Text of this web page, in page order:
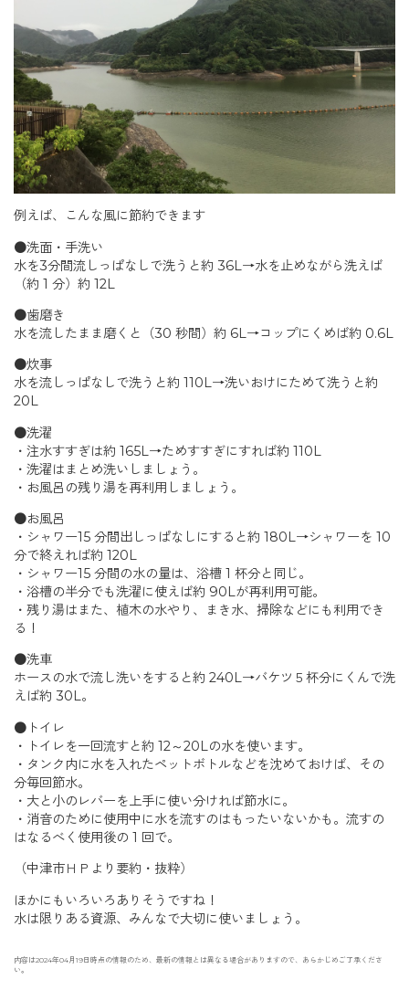
例えば、こんな風に節約できます
●洗面・手洗い
水を3分間流しっぱなしで洗うと約 36L→水を止めながら洗えば
（約 1 分）約 12L
●歯磨き
水を流したまま磨くと（30 秒間）約 6L→コップにくめば約 0.6L
●炊事
水を流しっぱなしで洗うと約 110L→洗いおけにためて洗うと約
20L
●洗濯
・注水すすぎは約 165L→ためすすぎにすれば約 110L
・洗濯はまとめ洗いしましょう。
・お風呂の残り湯を再利用しましょう。
●お風呂
・シャワー15 分間出しっぱなしにすると約 180L→シャワーを 10
分で終えれば約 120L
・シャワー15 分間の水の量は、浴槽 1 杯分と同じ。
・浴槽の半分でも洗濯に使えば約 90Lが再利用可能。
・残り湯はまた、植木の水やり、まき水、掃除などにも利用でき
る！
●洗車
ホースの水で流し洗いをすると約 240L→バケツ５杯分にくんで洗
えば約 30L。
●トイレ
・トイレを一回流すと約 12～20Lの水を使います。
・タンク内に水を入れたペットボトルなどを沈めておけば、その
分毎回節水。
・大と小のレバーを上手に使い分ければ節水に。
・消音のために使用中に水を流すのはもったいないかも。流すの
はなるべく使用後の 1 回で。
（中津市ＨＰより要約・抜粋）
ほかにもいろいろありそうですね！
水は限りある資源、みんなで大切に使いましょう。
内容は2024年04月19日時点の情報のため、最新の情報とは異なる場合がありますので、あらかじめご了承くださ
い。